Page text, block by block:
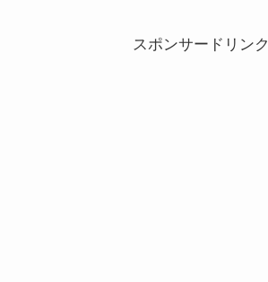
スポンサードリンク